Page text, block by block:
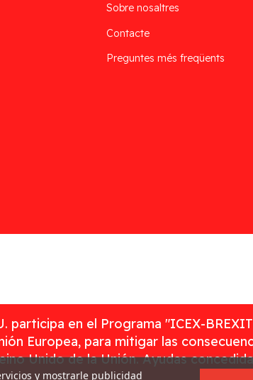
Sobre nosaltres
Contacte
Preguntes més freqüents
participa en el Programa "ICEX-
Europea, para mitigar las
Unido de la Unión. Ayudas
y mostrarle publicidad